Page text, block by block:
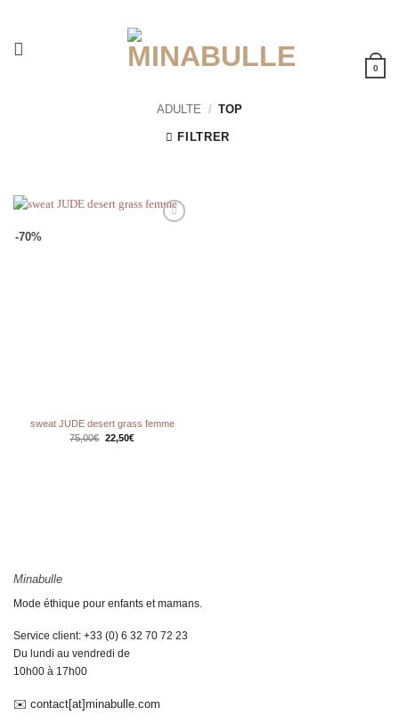
contenu
0
ADULTE / TOP
FILTRER
-70%
sweat JUDE desert grass femme
75,00€ Le
prix
22,50€Le
Minabulle
Mode éthique pour enfants et mamans.
Service client: +33 (0) 6 32 70 72 23
Du lundi au vendredi de
10h00 à 17h00
✉️ contact[at]minabulle.com